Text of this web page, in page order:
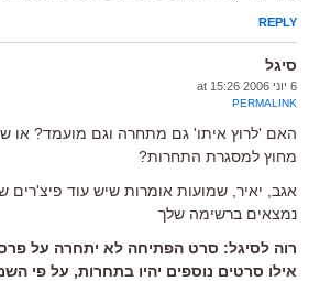
REPLY
סיגל
6 יוני 2006 at 15:26
PERMALINK
האם 'לרוץ איתו' גם מתחרה וגם מועמד? או
מחוץ למסגרת התחרות?
אגב, יאיר, שמועות אומרות שיש עוד פיצ'רים
נמצאים ברשימה שלך
רוה לסיגל: סרט הפתיחה לא יתחרה על פרס
אילו סרטים נוספים יהיו בתחרות, על פי